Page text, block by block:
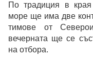
По традиция в
море ще има две
тимове от
вечерната ще се
на отбора.